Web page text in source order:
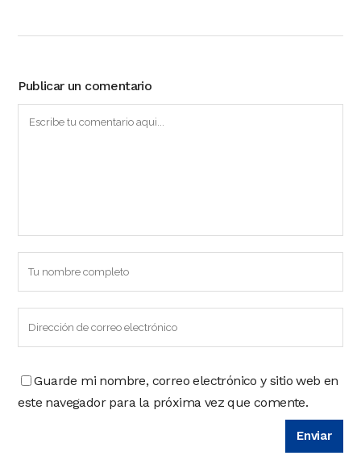
Publicar un comentario
Guarde mi nombre, correo electrónico y sitio web en
este navegador para la próxima vez que comente.